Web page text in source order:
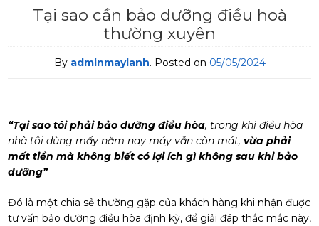
Tại sao cần bảo dưỡng điều hoà
thường xuyên
By adminmaylanh. Posted on 05/05/2024
“Tại sao tôi phải bảo dưỡng điều hòa, trong khi điều hòa
nhà tôi dùng mấy năm nay máy vẫn còn mát, vừa phải
mất tiền mà không biết có lợi ích gì không sau khi bảo
dưỡng”
Đó là một chia sẻ thường gặp của khách hàng khi nhận được
tư vấn bảo dưỡng điều hòa định kỳ, để giải đáp thắc mắc này,